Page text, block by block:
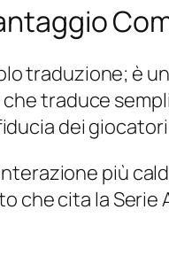
traduzione; è
traduce
dei
più
che cita la